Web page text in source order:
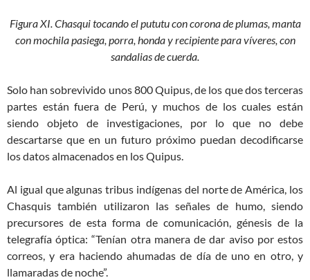
Figura XI. Chasqui tocando el pututu con corona de plumas, manta
con mochila pasiega, porra, honda y recipiente para víveres, con
sandalias de cuerda.
Solo han sobrevivido unos 800 Quipus, de los que dos terceras
partes están fuera de Perú, y muchos de los cuales están
siendo objeto de investigaciones, por lo que no debe
descartarse que en un futuro próximo puedan decodificarse
los datos almacenados en los Quipus.
Al igual que algunas tribus indígenas del norte de América, los
Chasquis también utilizaron las señales de humo, siendo
precursores de esta forma de comunicación, génesis de la
telegrafía óptica: “Tenían otra manera de dar aviso por estos
correos, y era haciendo ahumadas de día de uno en otro, y
llamaradas de noche”.